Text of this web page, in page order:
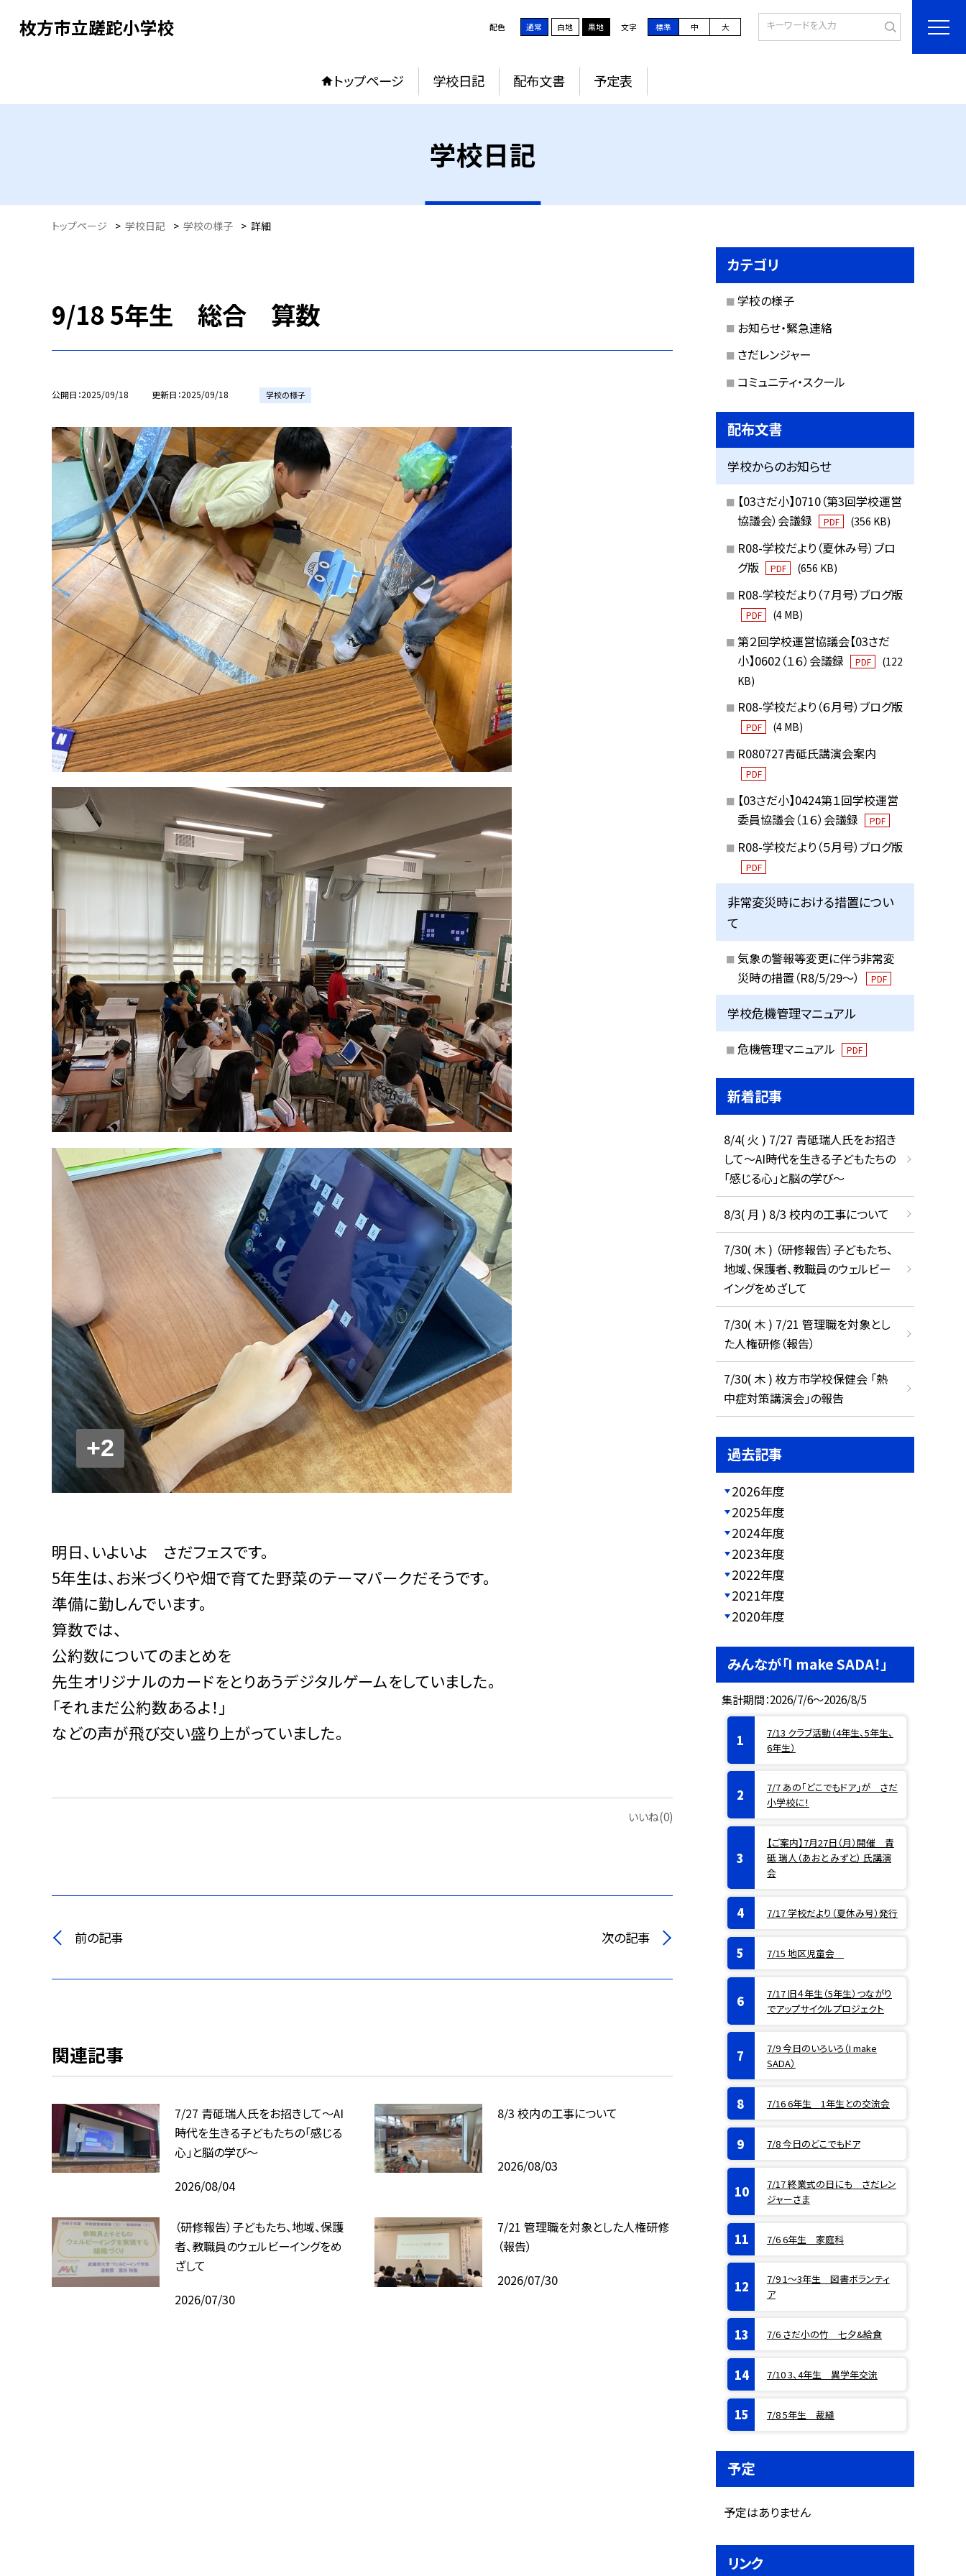
枚方市立蹉跎小学校 配色 通常 白地 黒地 文字 標準 中 大
トップページ 学校日記 配布文書 予定表
学校日記
トップページ > 学校日記 > 学校の様子 > 詳細
9/18 5年生 総合 算数
公開日 2025/09/18 更新日 2025/09/18 学校の様子
+2
明日、いよいよ さだフェスです。
5年生は、お米づくりや畑で育てた野菜のテーマパークだそうです。
準備に勤しんでいます。
算数では、
公約数についてのまとめを
先生オリジナルのカードをとりあうデジタルゲームをしていました。
「それまだ公約数あるよ！」
などの声が飛び交い盛り上がっていました。
いいね(0)
前の記事 次の記事
関連記事
7/27 青砥瑞人氏をお招きして〜AI
時代を生きる子どもたちの「感じる
心」と脳の学び〜
2026/08/04
8/3 校内の工事について
2026/08/03
（研修報告）子どもたち、地域、保護
者、教職員のウェルビーイングをめ
ざして
2026/07/30
7/21 管理職を対象とした人権研修
（報告）
2026/07/30
カテゴリ
学校の様子
お知らせ・緊急連絡
さだレンジャー
コミュニティ・スクール
配布文書
学校からのお知らせ
【03さだ小】0710（第3回学校運営
協議会）会議録
PDF (356 KB)
R08-学校だより（夏休み号）ブロ
グ版
PDF (656 KB)
R08-学校だより（７月号）ブログ版
PDF (4 MB)
第２回学校運営協議会【03さだ
小】0602（１６）会議録
PDF
(122
KB)
R08-学校だより（６月号）ブログ版
PDF (4 MB)
R080727青砥氏講演会案内
PDF
【03さだ小】0424第１回学校運営
委員協議会（１６）会議録
PDF
R08-学校だより（５月号）ブログ版
PDF
非常変災時における措置につい
て
気象の警報等変更に伴う非常変
災時の措置（R8/5/29〜）
PDF
学校危機管理マニュアル
危機管理マニュアル PDF
新着記事
8/4( 火 ) 7/27 青砥瑞人氏をお招き
して〜AI時代を生きる子どもたちの
「感じる心」と脳の学び〜
8/3( 月 ) 8/3 校内の工事について
7/30( 木 ) （研修報告）子どもたち、
地域、保護者、教職員のウェルビー
イングをめざして
7/30( 木 ) 7/21 管理職を対象とし
た人権研修（報告）
7/30( 木 ) 枚方市学校保健会 「熱
中症対策講演会」の報告
過去記事
2026年度
2025年度
2024年度
2023年度
2022年度
2021年度
2020年度
みんなが「I make SADA！」
集計期間：2026/7/6～2026/8/5
7/13 クラブ活動（4年生、5年生、
6年生）
7/7 あの「どこでもドア」が さだ
小学校に！
【ご案内】7月27日（月）開催 青
砥 瑞人（あおと みずと） 氏講演
会
7/17 学校だより（夏休み号）発行
7/15 地区児童会
7/17 旧４年生（5年生）つながり
でアップサイクルプロジェクト
7/9 今日のいろいろ（I make
SADA）
7/16 6年生 1年生との交流会
7/8 今日のどこでもドア
7/17 終業式の日にも さだレン
ジャーさま
7/6 6年生 家庭科
7/9 1〜3年生 図書ボランティ
ア
7/6 さだ小の竹 七夕&給食
7/10 3、4年生 異学年交流
7/8 5年生 裁縫
予定
予定はありません
リンク